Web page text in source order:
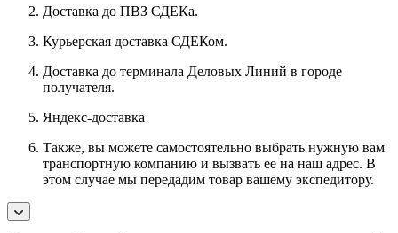
Доставка до ПВЗ СДЕКа.
Курьерская доставка СДЕКом.
Доставка до терминала Деловых Линий в городе
получателя.
Яндекс-доставка
Также, вы можете самостоятельно выбрать нужную вам
транспортную компанию и вызвать ее на наш адрес. В
этом случае мы передадим товар вашему экспедитору.